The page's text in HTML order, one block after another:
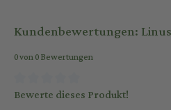
Kundenbewertungen:
0 von 0 Bewertungen
Bewerte dieses Produkt!